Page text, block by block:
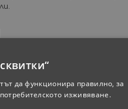
по възможност двуслойна;
комфортно и да е
топлят в студените
да функционира правилно, за
изживяване.